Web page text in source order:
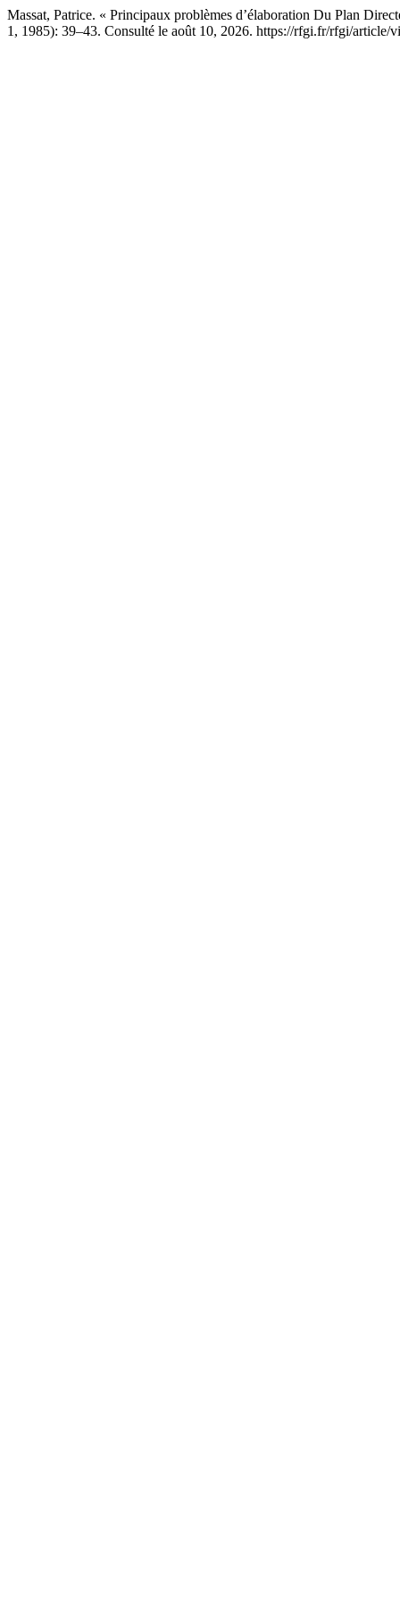
Massat, Patrice. « Principaux problèmes d’élaboration Du Plan
1, 1985): 39–43. Consulté le août 10, 2026. https://rfgi.fr/rfgi/article/